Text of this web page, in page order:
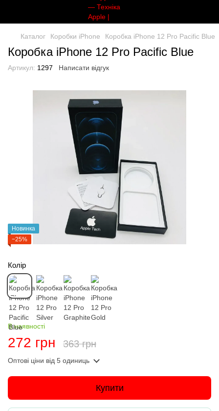
Каталог Коробки iPhone Коробка iPhone 12 Pro Pacific Blue
Коробка iPhone 12 Pro Pacific Blue
Артикул: 1297 Написати відгук
Новинка
−25%
Колір
В наявності
272 грн 363 грн
Оптові ціни від 5 одиниць
Купити